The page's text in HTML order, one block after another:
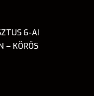
6-AI
– KÖRÖS